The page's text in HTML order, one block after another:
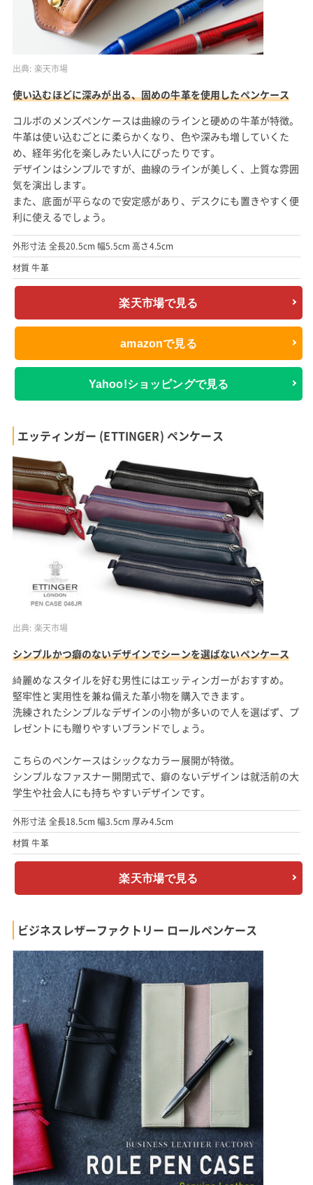
出典: 楽天市場
使い込むほどに深みが出る、固めの牛革を使用したペンケース
コルボのメンズペンケースは曲線のラインと硬めの牛革が特徴。
牛革は使い込むごとに柔らかくなり、色や深みも増していくた
め、経年劣化を楽しみたい人にぴったりです。
デザインはシンプルですが、曲線のラインが美しく、上質な雰囲
気を演出します。
また、底面が平らなので安定感があり、デスクにも置きやすく便
利に使えるでしょう。
外形寸法 全長20.5cm 幅5.5cm 高さ4.5cm
材質 牛革
楽天市場で見る
amazonで見る
Yahoo!ショッピングで見る
エッティンガー (ETTINGER) ペンケース
出典: 楽天市場
シンプルかつ癖のないデザインでシーンを選ばないペンケース
綺麗めなスタイルを好む男性にはエッティンガーがおすすめ。
堅牢性と実用性を兼ね備えた革小物を購入できます。
洗練されたシンプルなデザインの小物が多いので人を選ばず、プ
レゼントにも贈りやすいブランドでしょう。
こちらのペンケースはシックなカラー展開が特徴。
シンプルなファスナー開閉式で、癖のないデザインは就活前の大
学生や社会人にも持ちやすいデザインです。
外形寸法 全長18.5cm 幅3.5cm 厚み4.5cm
材質 牛革
楽天市場で見る
ビジネスレザーファクトリー ロールペンケース